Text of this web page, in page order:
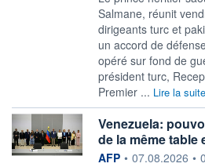
Salmane, réunit
dirigeants turc et
un accord de
opéré sur fond de
président turc,
Premier ... Lire la suite
Venezuela:
de la même
information fournie
AFP • 07.08.2026 •